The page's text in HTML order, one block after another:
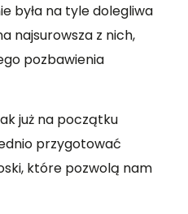
była na tyle dolegliwa
najsurowsza z nich,
pozbawienia
już na początku
przygotować
które pozwolą nam